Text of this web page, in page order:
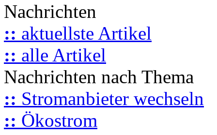
Nachrichten
:: aktuellste Artikel
:: alle Artikel
Nachrichten nach Thema
:: Stromanbieter wechseln
:: Ökostrom